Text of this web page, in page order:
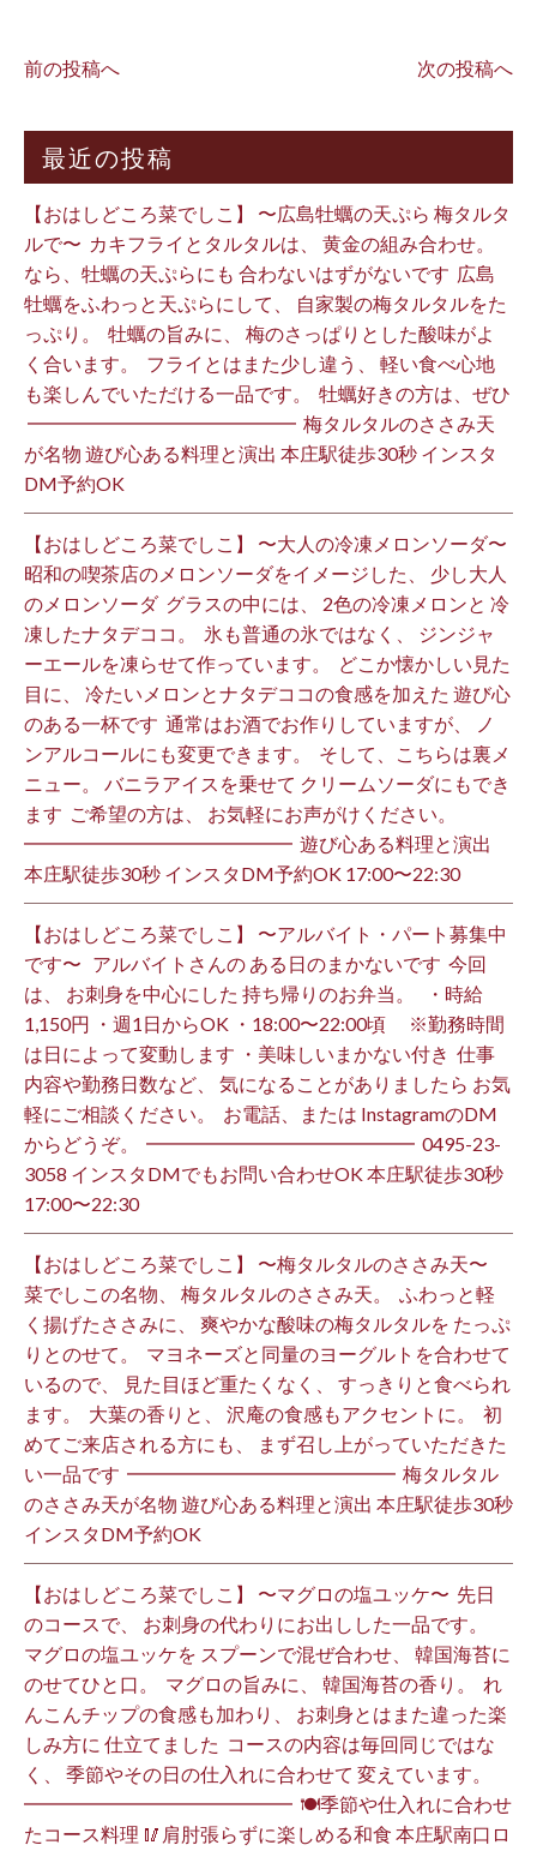
前の投稿へ 次の投稿へ
最近の投稿
【おはしどころ菜でしこ】 〜広島牡蠣の天ぷら 梅タルタ
ルで〜 ⁡ カキフライとタルタルは、 黄金の組み合わせ。 ⁡
なら、牡蠣の天ぷらにも 合わないはずがないです ⁡ 広島
牡蠣をふわっと天ぷらにして、 自家製の梅タルタルをた
っぷり。 ⁡ 牡蠣の旨みに、 梅のさっぱりとした酸味がよ
く合います。 ⁡ フライとはまた少し違う、 軽い食べ心地
も楽しんでいただける一品です。 ⁡ 牡蠣好きの方は、ぜひ
⁡ ━━━━━━━━━━━━━━ ⁡ 梅タルタルのささみ天
が名物 遊び心ある料理と演出 本庄駅徒歩30秒 インスタ
DM予約OK ⁡
【おはしどころ菜でしこ】 〜大人の冷凍メロンソーダ〜 ⁡
昭和の喫茶店のメロンソーダをイメージした、 少し大人
のメロンソーダ ⁡ グラスの中には、 2色の冷凍メロンと 冷
凍したナタデココ。 ⁡ 氷も普通の氷ではなく、 ジンジャ
ーエールを凍らせて作っています。 ⁡ どこか懐かしい見た
目に、 冷たいメロンとナタデココの食感を加えた 遊び心
のある一杯です ⁡ 通常はお酒でお作りしていますが、 ノ
ンアルコールにも変更できます。 ⁡ そして、こちらは裏メ
ニュー。 バニラアイスを乗せて クリームソーダにもでき
ます ⁡ ご希望の方は、 お気軽にお声がけください。 ⁡
━━━━━━━━━━━━━━ ⁡ 遊び心ある料理と演出
本庄駅徒歩30秒 インスタDM予約OK 17:00〜22:30 ⁡
【おはしどころ菜でしこ】 〜アルバイト・パート募集中
です〜 ⁡ ⁡ アルバイトさんの ある日のまかないです ⁡ 今回
は、 お刺身を中心にした 持ち帰りのお弁当。 ⁡ ⁡ ・時給
1,150円 ・週1日からOK ・18:00〜22:00頃 ※勤務時間
は日によって変動します ・美味しいまかない付き ⁡ 仕事
内容や勤務日数など、 気になることがありましたら お気
軽にご相談ください。 ⁡ お電話、または InstagramのDM
からどうぞ。 ⁡ ━━━━━━━━━━━━━━ ⁡ ️0495-23-
3058 インスタDMでもお問い合わせOK 本庄駅徒歩30秒
17:00〜22:30 ⁡
【おはしどころ菜でしこ】 〜梅タルタルのささみ天〜 ⁡
菜でしこの名物、 梅タルタルのささみ天。 ⁡ ふわっと軽
く揚げたささみに、 爽やかな酸味の梅タルタルを たっぷ
りとのせて。 ⁡ マヨネーズと同量のヨーグルトを合わせて
いるので、 見た目ほど重たくなく、 すっきりと食べられ
ます。 ⁡ 大葉の香りと、 沢庵の食感もアクセントに。 ⁡ 初
めてご来店される方にも、 まず召し上がっていただきた
い一品です️ ⁡ ━━━━━━━━━━━━━━ ⁡ 梅タルタル
のささみ天が名物 遊び心ある料理と演出 本庄駅徒歩30秒
インスタDM予約OK ⁡
【おはしどころ菜でしこ】 〜マグロの塩ユッケ〜 ⁡ 先日
のコースで、 お刺身の代わりにお出しした一品です。 ⁡
マグロの塩ユッケを スプーンで混ぜ合わせ、 韓国海苔に
のせてひと口。 ⁡ マグロの旨みに、 韓国海苔の香り。 ⁡ れ
んこんチップの食感も加わり、 お刺身とはまた違った楽
しみ方に 仕立てました️ ⁡ コースの内容は毎回同じではな
く、 季節やその日の仕入れに合わせて 変えています。 ⁡
━━━━━━━━━━━━━━ ⁡ 🍽季節や仕入れに合わせ
たコース料理 🥢肩肘張らずに楽しめる和食 本庄駅南口ロ